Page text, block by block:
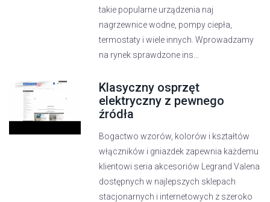
takie popularne urządzenia naj
nagrzewnice wodne, pompy ciepła,
termostaty i wiele innych. Wprowadzamy
na rynek sprawdzone ins...
Klasyczny osprzęt
elektryczny z pewnego
źródła
Bogactwo wzorów, kolorów i kształtów
włączników i gniazdek zapewnia każdemu
klientowi seria akcesoriów Legrand Valena
dostępnych w najlepszych sklepach
stacjonarnych i internetowych z szeroko